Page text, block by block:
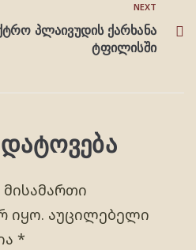
NEXT
პლაივუდის ქარხანა
ტფილისში
იყო. აუცილებელი
*